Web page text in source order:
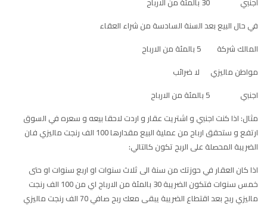
في حال البيع بعد السنة السادسة من شراء العقاء
المالك شركة 5 بالمئة من الارباح
مواطن ماليزي لا ضرائب
اجنبي 5 بالمئة من الارباح
مثال: اذا كنت اجنبي و اشتريت عقار و اردت لاحقا بيعه و سعره في السوق
ارتفع و ستحقق ارباح من عملية البيع مقدارها 100 الف رنجت ماليزي فان
الضريبة المحصلة على الربح تكون كالتالي:
اذا كان العقار في حوزتك من سنة الى ثلاث سنوات او اربع سنوات او حتى
خمس سنوات فتكون الضريبة 30 بالمئة من الارباح اي من 100 الف رنجت
ماليزي ربح بعد اقتطاع الضريبة يبقى معك ربح صافي 70 الف رنجت ماليزي